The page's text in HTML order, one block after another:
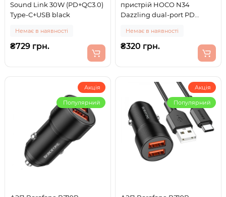
Sound Link 30W (PD+QC3.0)
Type-C+USB black
Немає в наявності
₴729 грн.
пристрій HOCO N34
Dazzling dual-port PD
Black
Немає в наявності
₴320 грн.
Акція
Популярний
Акція
Популярний